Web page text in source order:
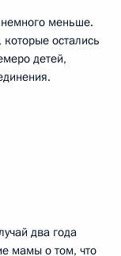
меньше.
остались
детей,
два года
мамы о том, что